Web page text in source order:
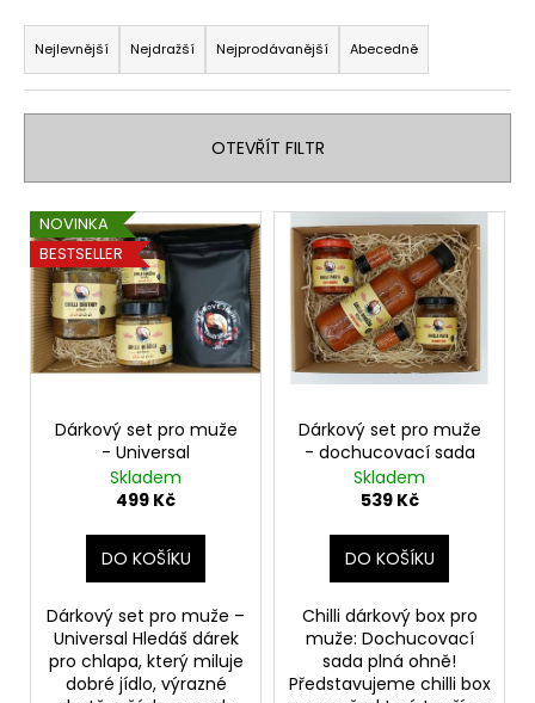
Ř
a
z
e
í
p
r
o
d
u
k
Nejlevnější Nejdražší Nejprodávanější Abecedně
OTEVŘÍT FILTR
V
ý
p
s
p
NOVINKA
BESTSELLER
Dárkový set pro muže
- Universal
Skladem
499 Kč
DO KOŠÍKU
Dárkový set pro muže –
Universal Hledáš dárek
pro chlapa, který miluje
dobré jídlo, výrazné
Dárkový set pro muže
- dochucovací sada
Skladem
539 Kč
DO KOŠÍKU
Chilli dárkový box pro
muže: Dochucovací
sada plná ohně!
Představujeme chilli box
t
?
HLEDAT
D
o
p
o